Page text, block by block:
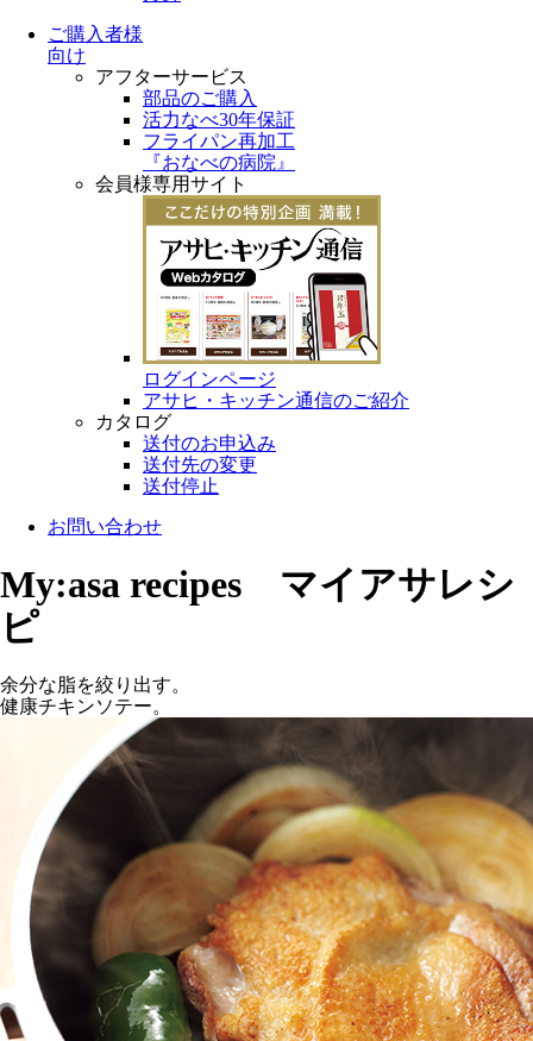
ご購入者様
向け
アフターサービス
部品のご購入
活力なべ30年保証
フライパン再加工
『おなべの病院』
会員様専用サイト
ログインページ
アサヒ・キッチン通信のご紹介
カタログ
送付のお申込み
送付先の変更
送付停止
お問い合わせ
My:asa recipes マイアサレシ
ピ
余分な脂を絞り出す。
健康チキンソテー。